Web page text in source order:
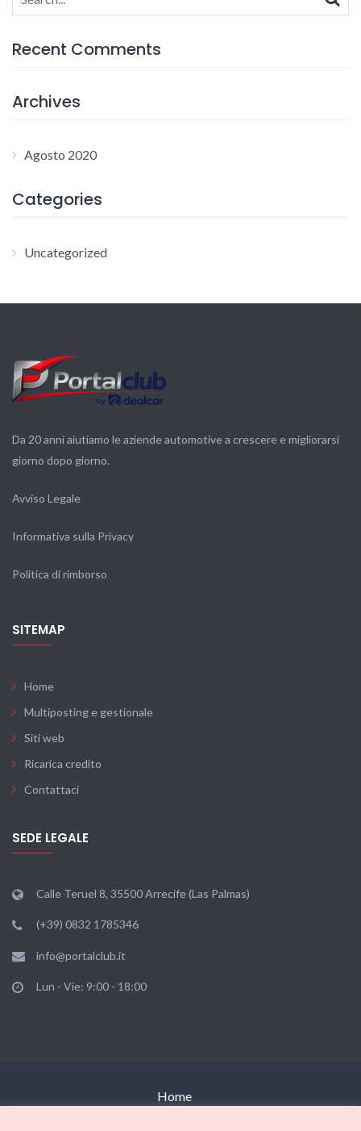
for:
Recent Comments
Archives
Agosto 2020
Categories
Uncategorized
Da 20 anni aiutiamo le aziende automotive a crescere e migliorarsi
giorno dopo giorno.
Avviso Legale
Informativa sulla Privacy
Politica di rimborso
SITEMAP
Home
Multiposting e gestionale
Siti web
Ricarica credito
Contattaci
SEDE LEGALE
Calle Teruel 8, 35500 Arrecife (Las Palmas)
(+39) 0832 1785346
info@portalclub.it
Lun - Vie: 9:00 - 18:00
Home